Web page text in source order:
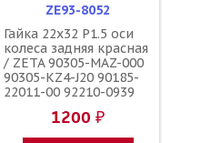
ZE93-8052
Гайка 22x32 P1.5 оси
колеса задняя красная
/ ZETA 90305-MAZ-000
90305-KZ4-J20 90185-
22011-00 92210-0939
1200 ₽